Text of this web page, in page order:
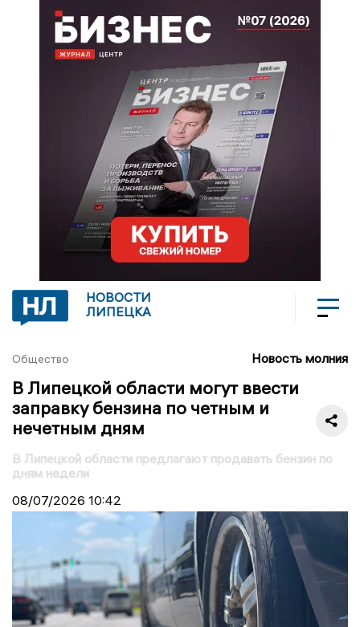
НОВОСТИ
ЛИПЕЦКА
Общество Новость молния
В Липецкой области могут ввести
заправку бензина по четным и
нечетным дням
В Липецкой области предлагают продавать бензин по
дням недели
08/07/2026 10:42